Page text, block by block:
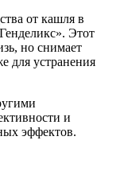
от кашля в
Этот
но снимает
для устранения
и
эффектов.